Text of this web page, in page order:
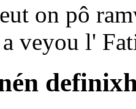
on pô
veyou l'